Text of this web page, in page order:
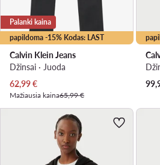
papildoma -15% Kodas: LAST
Palanki kaina
Calvin Klein Jeans
Džinsai · Juoda
Dabartinė kaina
62,99€
Mažiausia kaina65,99 €